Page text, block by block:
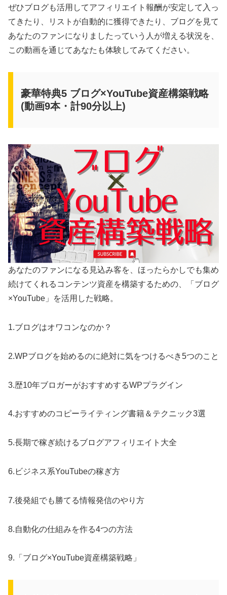
ぜひブログも活用してアフィリエイト報酬が安定して入っ
てきたり、リストが自動的に獲得できたり、ブログを見て
あなたのファンになりましたっていう人が増える状況を、
この動画を通じてあなたも体験してみてください。
豪華特典5 ブログ×YouTube資産構築戦略
(動画9本・計90分以上)
あなたのファンになる見込み客を、ほったらかしでも集め
続けてくれるコンテンツ資産を構築するための、「ブログ
×YouTube」を活用した戦略。
1.ブログはオワコンなのか？
2.WPブログを始めるのに絶対に気をつけるべき5つのこと
3.歴10年ブロガーがおすすめするWPプラグイン
4.おすすめのコピーライティング書籍＆テクニック3選
5.長期で稼ぎ続けるブログアフィリエイト大全
6.ビジネス系YouTubeの稼ぎ方
7.後発組でも勝てる情報発信のやり方
8.自動化の仕組みを作る4つの方法
9.「ブログ×YouTube資産構築戦略」